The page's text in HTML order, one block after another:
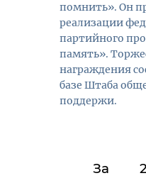
помнить». Он
реализации
партийного
память».
награждения
базе Штаба
поддержи.
За